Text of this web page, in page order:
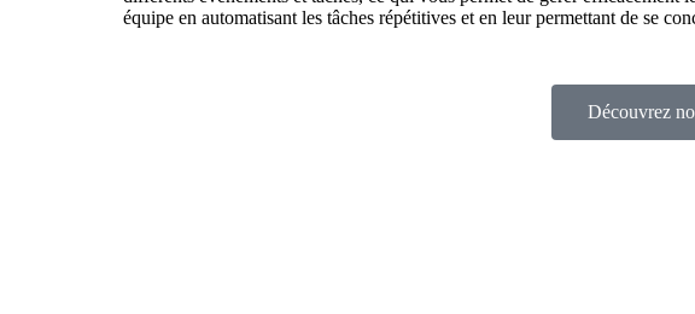
équipe en automatisant les tâches répétitives et en leur permettant de se
Découvrez